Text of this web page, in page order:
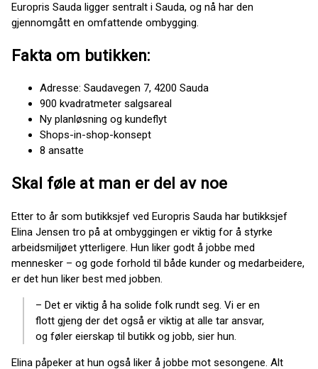
Europris Sauda ligger sentralt i Sauda, og nå har den
gjennomgått en omfattende ombygging.
Fakta om butikken:
Adresse: Saudavegen 7, 4200 Sauda
900 kvadratmeter salgsareal
Ny planløsning og kundeflyt
Shops-in-shop-konsept
8 ansatte
Skal føle at man er del av noe
Etter to år som butikksjef ved Europris Sauda har butikksjef
Elina Jensen tro på at ombyggingen er viktig for å styrke
arbeidsmiljøet ytterligere. Hun liker godt å jobbe med
mennesker – og gode forhold til både kunder og medarbeidere,
er det hun liker best med jobben.
– Det er viktig å ha solide folk rundt seg. Vi er en
flott gjeng der det også er viktig at alle tar ansvar,
og føler eierskap til butikk og jobb, sier hun.
Elina påpeker at hun også liker å jobbe mot sesongene. Alt